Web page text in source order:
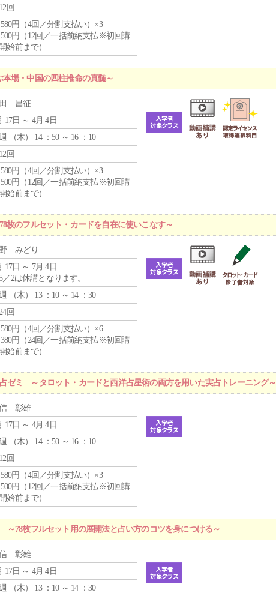
回
円（4回／分割支払い）×3
円（12回／一括前納支払※初回講
始前まで）
場・中国の四柱推命の真髄～
昌征
17日 ～ 4月 4日
（木） 14 ：50 ～ 16 ：10
回
円（4回／分割支払い）×3
円（12回／一括前納支払※初回講
始前まで）
のフルセット・カードを自在に使いこなす～
みどり
17日 ～ 7月 4日
2は休講となります。
（木） 13 ：10 ～ 14 ：30
回
円（4回／分割支払い）×6
円（24回／一括前納支払※初回講
始前まで）
ゼミ ～タロット・カードと西洋占星術の両方を用いた実占トレーニング～
彰雄
17日 ～ 4月 4日
（木） 14 ：50 ～ 16 ：10
回
円（4回／分割支払い）×3
円（12回／一括前納支払※初回講
始前まで）
78枚フルセット用の展開法と占い方のコツを身につける～
彰雄
17日 ～ 4月 4日
（木） 13 ：10 ～ 14 ：30